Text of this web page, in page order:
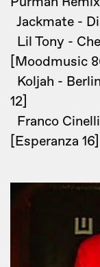
Jackmate -
Lil Tony -
[Moodmusic
Koljah -
12]
Franco
[Esperanza 16]